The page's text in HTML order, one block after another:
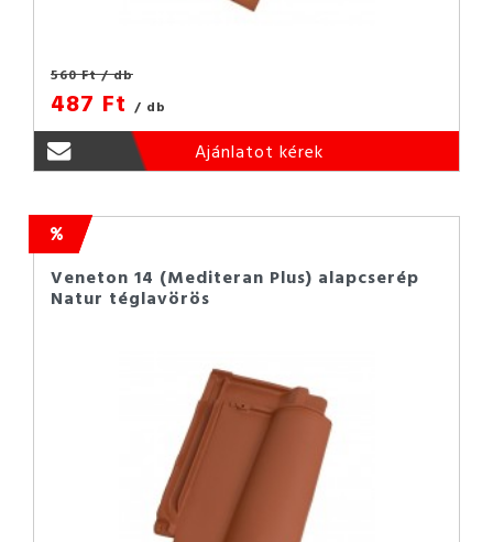
560 Ft/ db
487 Ft / db
Ajánlatot kérek
Veneton 14 (Mediteran Plus) alapcserép
Natur téglavörös